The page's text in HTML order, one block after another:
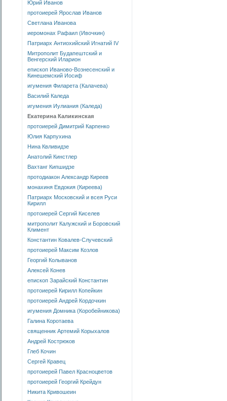
Юрий Иванов
протоиерей Ярослав Иванов
Светлана Иванова
иеромонах Рафаил (Ивочкин)
Патриарх Антиохийский Игнатий IV
Митрополит Будапештский и
Венгерский Иларион
епископ Иваново-Вознесенский и
Кинешемский Иосиф
игумения Филарета (Калачева)
Василий Каледа
игумения Иулиания (Каледа)
Екатерина Каликинская
протоиерей Димитрий Карпенко
Юлия Карпухина
Нина Квливидзе
Анатолий Кинстлер
Вахтанг Кипшидзе
протодиакон Александр Киреев
монахиня Евдокия (Киреева)
Патриарх Московский и всея Руси
Кирилл
протоиерей Сергий Киселев
митрополит Калужский и Боровский
Климент
Константин Ковалев-Случевский
протоиерей Максим Козлов
Георгий Колыванов
Алексей Конев
епископ Зарайский Константин
протоиерей Кирилл Копейкин
протоиерей Андрей Кордочкин
игумения Домника (Коробейникова)
Галина Коротаева
священник Артемий Корыхалов
Андрей Кострюков
Глеб Кочин
Сергей Кравец
протоиерей Павел Красноцветов
протоиерей Георгий Крейдун
Никита Кривошеин